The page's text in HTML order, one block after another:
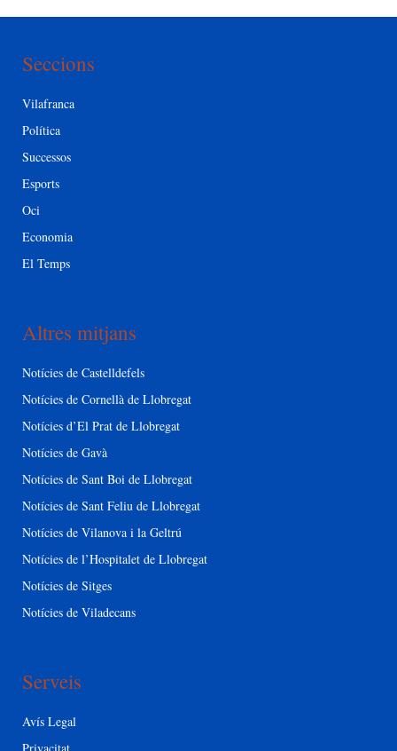
Seccions
Vilafranca
Política
Successos
Esports
Oci
Economia
El Temps
Altres mitjans
Notícies de Castelldefels
Notícies de Cornellà de Llobregat
Notícies d’El Prat de Llobregat
Notícies de Gavà
Notícies de Sant Boi de Llobregat
Notícies de Sant Feliu de Llobregat
Notícies de Vilanova i la Geltrú
Notícies de l’Hospitalet de Llobregat
Notícies de Sitges
Notícies de Viladecans
Serveis
Avís Legal